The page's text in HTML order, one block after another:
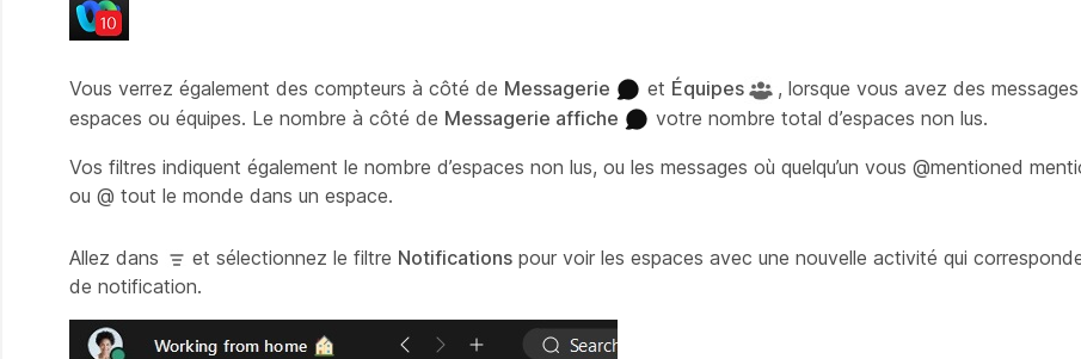
Vous verrez également des compteurs à côté de Messagerie et Équipes
, lorsque vous avez des
espaces ou équipes. Le nombre à côté de Messagerie affiche votre nombre total d’espaces non lus.
Vos filtres indiquent également le nombre d’espaces non lus, ou les messages où quelqu’un vous @mentioned
ou @ tout le monde dans un espace.
Allez dans et sélectionnez le filtre Notifications pour voir les espaces avec une nouvelle activité qui
de notification.